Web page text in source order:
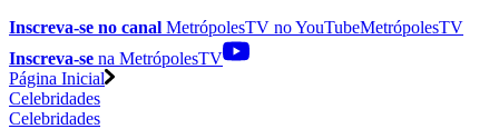
Inscreva-se no canal MetrópolesTV noYouTubeMetrópolesTV
Inscreva-se na MetrópolesTV
Página Inicial
Celebridades
Celebridades